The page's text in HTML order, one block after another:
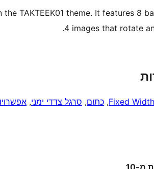
TAKTEEK01 theme. It features 8
4 images that rotate
Fixed Width
, כתום, סרגל צדדי ימני,